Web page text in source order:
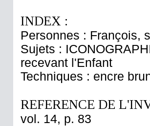
INDEX :
Personnes : François,
Sujets :
recevant l'Enfant
Techniques : encre
REFERENCE DE
vol. 14, p. 83